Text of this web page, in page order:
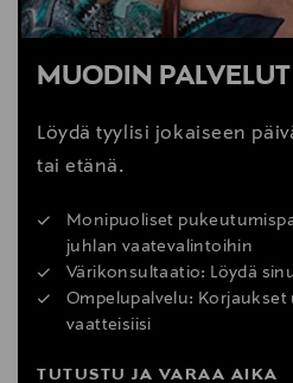
MUODIN PALVELUT
Löydä tyylisi jokaiseen
tai etänä.
Monipuoliset
juhlan vaatevalintoihin
Värikonsultaatio: Löydä
Ompelupalvelu:
vaatteisiisi
TUTUSTU JA VARAA AIKA